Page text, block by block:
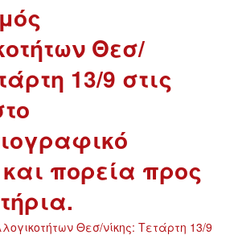
ΔΙΕΘΝΉ
ΕΙΔΉΣΕΙΣ
ΚΌΣΜΟΣ
ΕΥΡΏΠΗ / ΒΑΛΚΆΝΙΑ
ΔΥΤΙΚΉ ΕΥΡΏΠΗ
/ ΒΌΡΕΙΑ ΑΦΡΙΚΉ
Θεσ/
13/9 στις
πορεία προς